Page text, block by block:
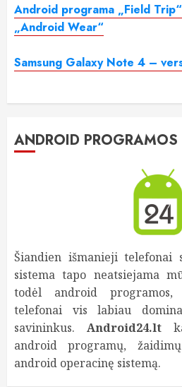
Android programa „Field
„Android Wear“
Samsung Galaxy Note 4 –
ANDROID PROGRAMOS
Šiandien išmanieji telefonai
sistema tapo neatsiejama
todėl android programos,
telefonai vis labiau
savininkus. Android24.lt
android programų,
android operacinę sistemą.